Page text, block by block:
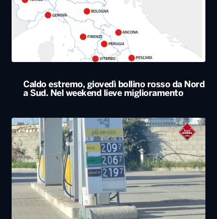
Caldo estremo, giovedì bollino rosso da Nord
a Sud. Nel weekend lieve miglioramento